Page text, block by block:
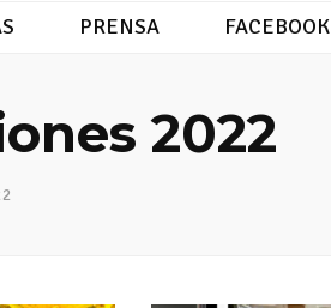
PRENSA FACEBOOK
2022